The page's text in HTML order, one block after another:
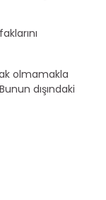
olmamakla
dışındaki